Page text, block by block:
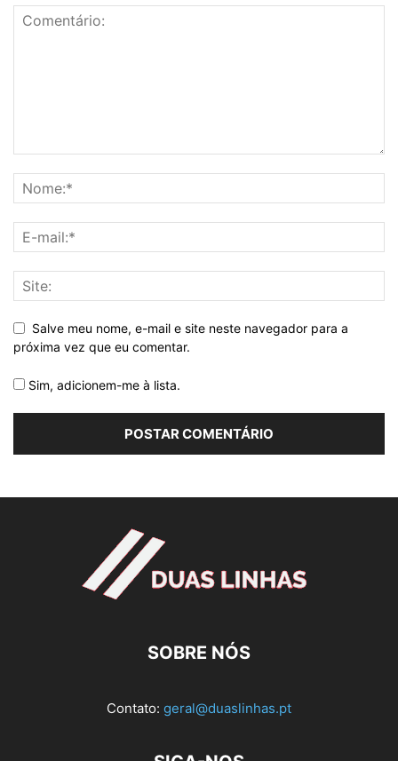
Salve meu nome, e-mail e site neste navegador para a
próxima vez que eu comentar.
Sim, adicionem-me à lista.
SOBRE NÓS
Contato: geral@duaslinhas.pt